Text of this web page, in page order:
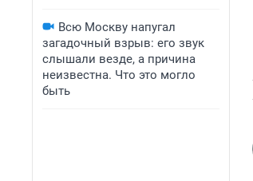
Всю Москву напугал
загадочный взрыв: его звук
слышали везде, а причина
неизвестна. Что это могло
быть